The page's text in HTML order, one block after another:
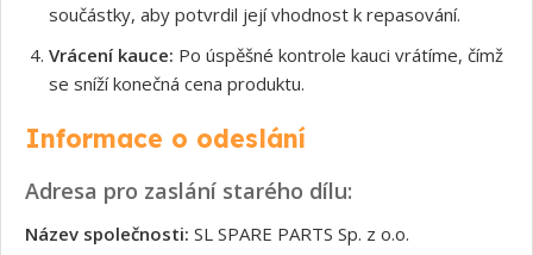
součástky, aby potvrdil její vhodnost k repasování.
Vrácení kauce: Po úspěšné kontrole kauci vrátíme, čímž
se sníží konečná cena produktu.
Informace o odeslání
Adresa pro zaslání starého dílu:
Název společnosti: SL SPARE PARTS Sp. z o.o.